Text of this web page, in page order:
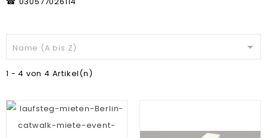
Name (A bis Z) 
1 - 4 von 4 Artikel(n)